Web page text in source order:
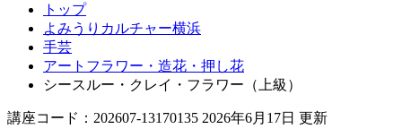
トップ
よみうりカルチャー横浜
手芸
アートフラワー・造花・押し花
シースルー・クレイ・フラワー（上級）
講座コード：202607-13170135 2026年6月17日 更新